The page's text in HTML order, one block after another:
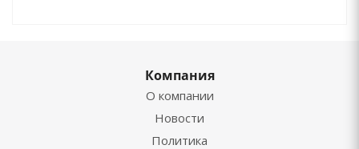
Компания
О компании
Новости
Политика